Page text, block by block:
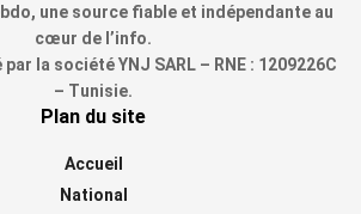
une source fiable et indépendante au
cœur de l’info.
la société YNJ SARL – RNE : 1209226C
– Tunisie.
Plan du site
Accueil
National